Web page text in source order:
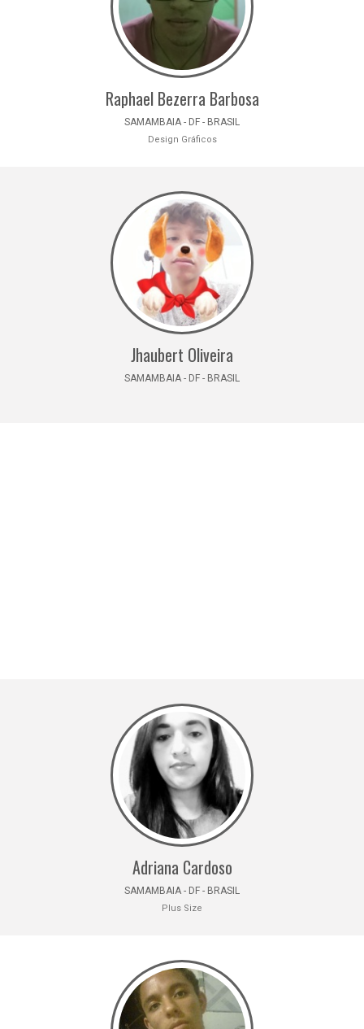
Raphael Bezerra Barbosa
SAMAMBAIA - DF - BRASIL
Design Gráficos
Jhaubert Oliveira
SAMAMBAIA - DF - BRASIL
Adriana Cardoso
SAMAMBAIA - DF - BRASIL
Plus Size